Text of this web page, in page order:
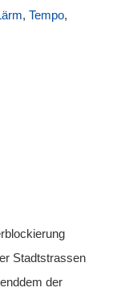
, Tempo,
Stadtstrassen
der